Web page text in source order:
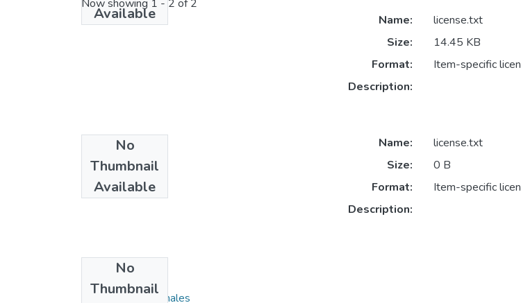
Available
Now showing 1 - 2 of 2
No
Thumbnail
Available
Name:
license.txt
Size:
14.45 KB
Format:
Item-specific
Description:
No
Thumbnail
Name:
license.txt
Size:
0 B
Format:
Item-specific
Description:
Collections
1.1.2. Informes Finales